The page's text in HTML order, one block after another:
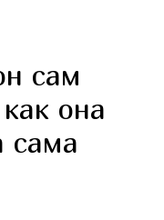
сам
она
сама